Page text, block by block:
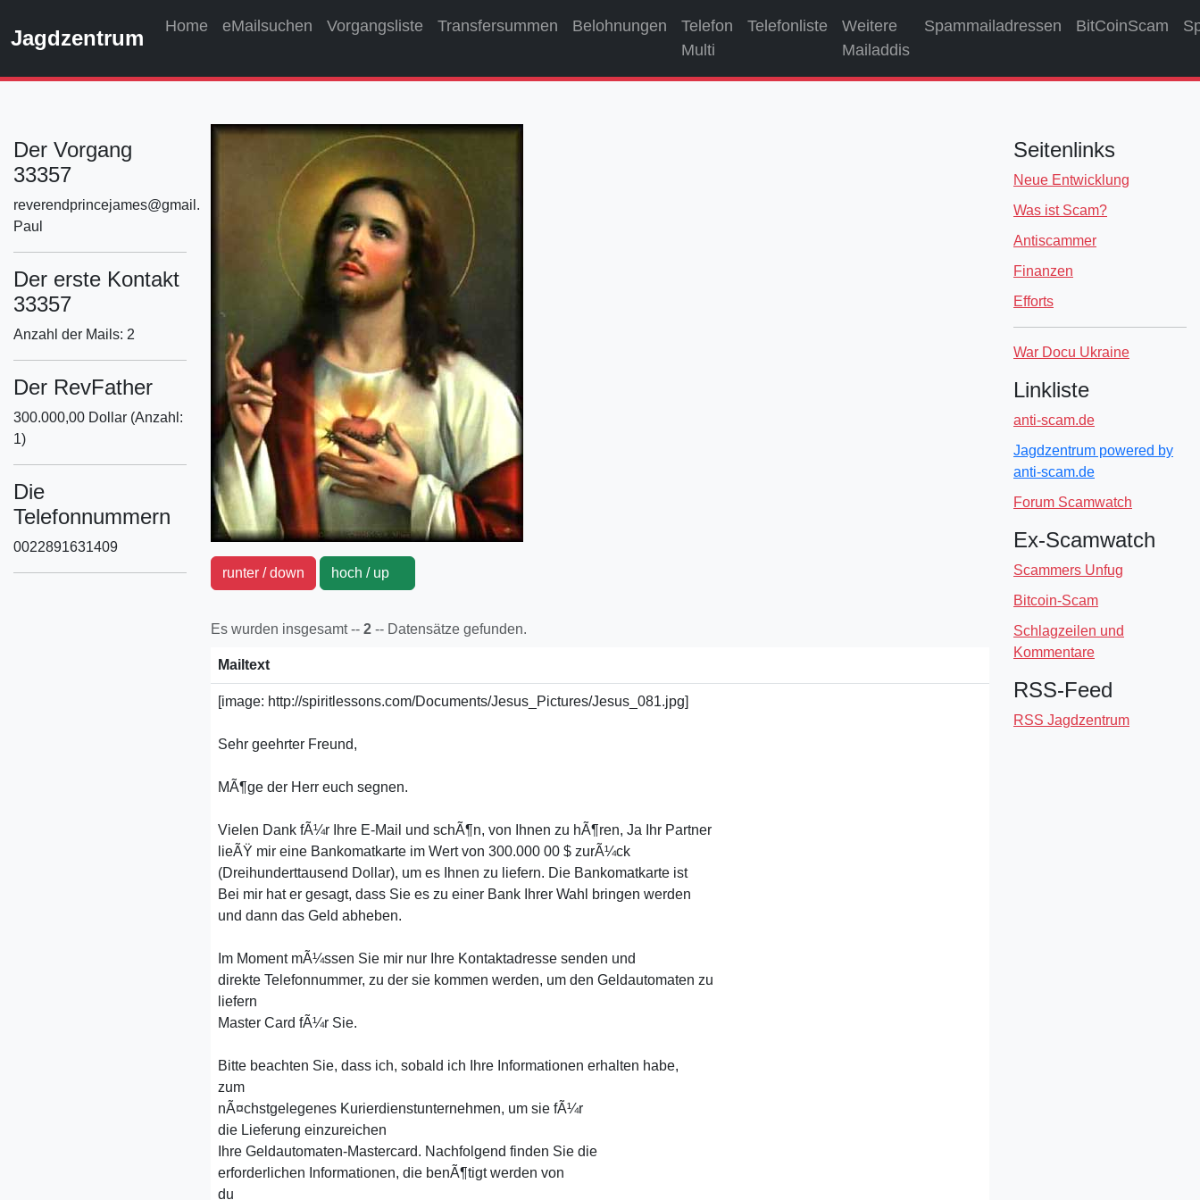
Jagdzentrum Home eMailsuchen Vorgangsliste Transfersummen Belohnungen
Telefon
Multi
Telefonliste
Weitere
Mailaddis
Spammailadressen BitCoinScam
Der Vorgang
33357
reverendprincejames@gmail.com
Paul
Der erste Kontakt
33357
Anzahl der Mails: 2
Der RevFather
300.000,00 Dollar (Anzahl:
1)
Die
Telefonnummern
0022891631409
runter / down
hoch / up
Es wurden insgesamt -- 2 -- Datensätze gefunden.
Mailtext
[image: http://spiritlessons.com/Documents/Jesus_Pictures/Jesus_081.jpg]
Sehr geehrter Freund,
MÃ¶ge der Herr euch segnen.
Vielen Dank fÃ¼r Ihre E-Mail und schÃ¶n, von Ihnen zu hÃ¶ren, Ja Ihr Partner
lieÃŸ mir eine Bankomatkarte im Wert von 300.000 00 $ zurÃ¼ck
(Dreihunderttausend Dollar), um es Ihnen zu liefern. Die Bankomatkarte ist
Bei mir hat er gesagt, dass Sie es zu einer Bank Ihrer Wahl bringen werden
und dann das Geld abheben.
Im Moment mÃ¼ssen Sie mir nur Ihre Kontaktadresse senden und
direkte Telefonnummer, zu der sie kommen werden, um den Geldautomaten zu
liefern
Master Card fÃ¼r Sie.
Bitte beachten Sie, dass ich, sobald ich Ihre Informationen erhalten habe,
zum
nÃ¤chstgelegenes Kurierdienstunternehmen, um sie fÃ¼r
die Lieferung einzureichen
Ihre Geldautomaten-Mastercard. Nachfolgend finden Sie die
erforderlichen Informationen, die benÃ¶tigt werden von
du
Seitenlinks
Neue Entwicklung
Was ist Scam?
Antiscammer
Finanzen
Efforts
War Docu Ukraine
Linkliste
anti-scam.de
Jagdzentrum powered by
anti-scam.de
Forum Scamwatch
Ex-Scamwatch
Scammers Unfug
Bitcoin-Scam
Schlagzeilen und
Kommentare
RSS-Feed
RSS Jagdzentrum